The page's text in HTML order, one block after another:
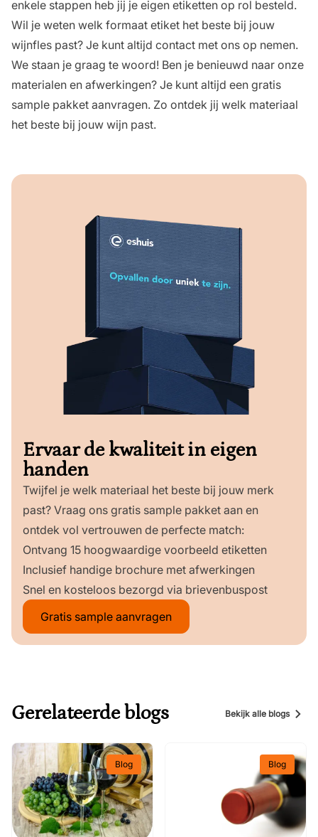
enkele stappen heb jij je eigen etiketten op rol besteld.
Wil je weten welk formaat etiket het beste bij jouw
wijnfles past? Je kunt altijd contact met ons op nemen.
We staan je graag te woord! Ben je benieuwd naar onze
materialen en afwerkingen? Je kunt altijd een gratis
sample pakket aanvragen. Zo ontdek jij welk materiaal
het beste bij jouw wijn past.
Ervaar de kwaliteit in eigen
handen
Twijfel je welk materiaal het beste bij jouw merk
past? Vraag ons gratis sample pakket aan en
ontdek vol vertrouwen de perfecte match:
Ontvang 15 hoogwaardige voorbeeld etiketten
Inclusief handige brochure met afwerkingen
Snel en kosteloos bezorgd via brievenbuspost
Gratis sample aanvragen
Gerelateerde blogs Bekijk alle blogs
Blog Blog